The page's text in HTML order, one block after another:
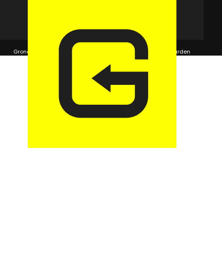
© 2026 GaragePark.
Grondposities
365Beheer & GaragePark Algemene voorwaarden